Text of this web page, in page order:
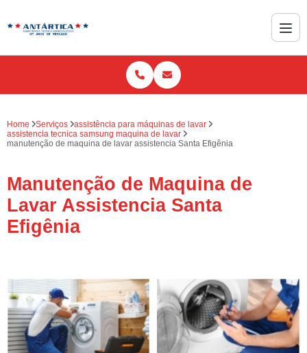
Home Serviços
assistência para máquinas de lavar
assistencia tecnica samsung maquina de lavar
manutenção de maquina de lavar assistencia Santa Efigênia
Manutenção de Maquina de
Lavar Assistencia Santa
Efigênia